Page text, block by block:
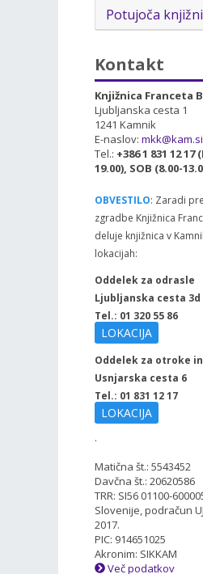
Potujoča
Kontakt
Knjižnica Franceta
Ljubljanska cesta 1
1241 Kamnik
E-naslov:
Tel.: +386 1 831 12 17
19.00), SOB (8.00-
OBVESTILO: Zaradi
zgradbe Knjižnica
deluje knjižnica v
lokacijah:
Oddelek za odrasle
Ljubljanska cesta 3d
Tel.: 01 320 55 86
LOKACIJA
Oddelek za otroke
Usnjarska cesta 6
Tel.: 01 831 12 17
LOKACIJA
.
Matična št.: 5543452
Davčna št.: 20620586
TRR: SI56 01100-
Slovenije, podračun
2017.
PIC: 914651025
Akronim: SIKKAM
Več podatkov